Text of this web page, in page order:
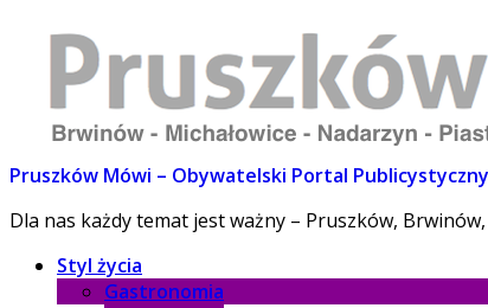
Pruszków Mówi – Obywatelski Portal Publicystyczny
Dla nas każdy temat jest ważny – Pruszków,
Styl życia
Gastronomia